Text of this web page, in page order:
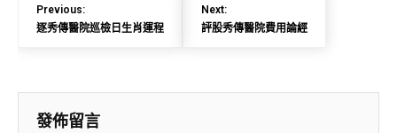
Previous:
逐秀傳醫院巡檢日生肖運程
Next:
評股秀傳醫院費用論經
發佈留言